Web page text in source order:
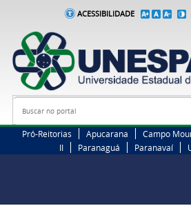
ACESSIBILIDADE
Busca
Pró-Reitorias Apucarana Campo
II
Paranaguá Paranavaí